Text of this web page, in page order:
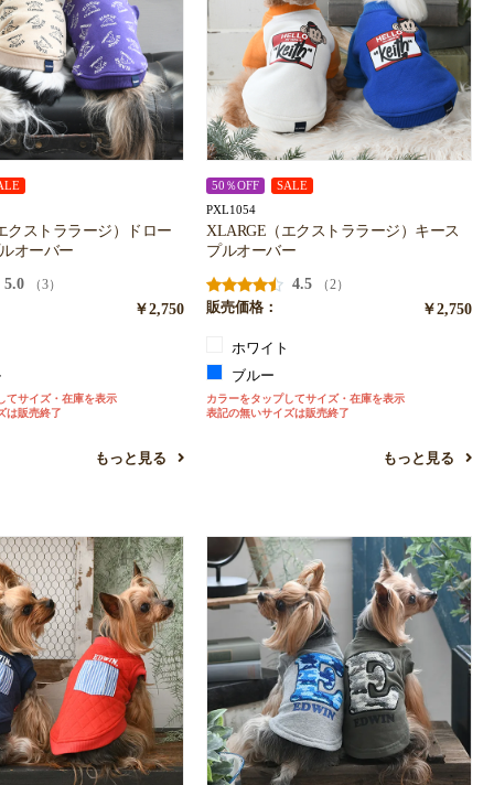
クストララージ）ドロー
オーバー
（3）
￥2,750
てサイズ・在庫を表示
は販売終了
もっと見る
50％OFF SALE
PXL1054
XLARGE（エクストララージ）キース
プルオーバー
4.5
（2）
販売価格：
￥2,750
ホワイト
ブルー
カラーをタップしてサイズ・在庫を表示
表記の無いサイズは販売終了
もっと見る